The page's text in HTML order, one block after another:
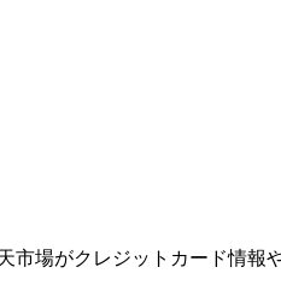
場がクレジットカード情報